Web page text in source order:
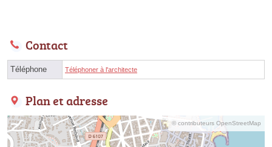
Contact
Téléphone Téléphoner à l'architecte
Plan et adresse
© contributeurs OpenStreetMap